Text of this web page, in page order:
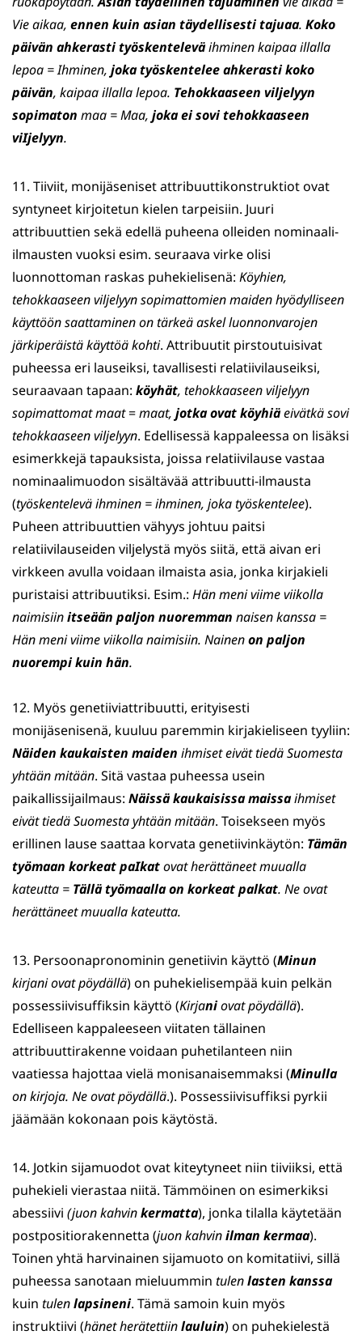
Vie aikaa, ennen kuin asian täydellisesti tajuaa. Koko
päivän ahkerasti työskenteleväihminen kaipaa illalla
lepoa = Ihminen, joka työskentelee ahkerasti koko
päivän, kaipaa illalla lepoa. Tehokkaaseen viljelyyn
sopimaton maa = Maa, joka ei sovi tehokkaaseen
viIjelyyn.
11. Tiiviit, monijäseniset attribuuttikonstruktiot ovat
syntyneet kirjoitetun kielen tarpeisiin. Juuri
attribuuttien sekä edellä puheena olleiden nominaali-
ilmausten vuoksi esim. seuraava virke olisi
luonnottoman raskas puhekielisenä: Köyhien,
tehokkaaseen viljelyyn sopimattomien maiden hyödylliseen
käyttöön saattaminen on tärkeä askel luonnonvarojen
järkiperäistä käyttöä kohti. Attribuutit pirstoutuisivat
puheessa eri lauseiksi, tavallisesti relatiivilauseiksi,
seuraavaan tapaan: köyhät, tehokkaaseen viljelyyn
sopimattomat maat=maat, jotka ovat köyhiäeivätkä sovi
tehokkaaseen viljelyyn. Edellisessä kappaleessa on lisäksi
esimerkkejä tapauksista, joissa relatiivilause vastaa
nominaalimuodon sisältävää attribuutti-ilmausta
(työskentelevä ihminen = ihminen, joka työskentelee).
Puheen attribuuttien vähyys johtuu paitsi
relatiivilauseiden viljelystä myös siitä, että aivan eri
virkkeen avulla voidaan ilmaista asia, jonka kirjakieli
puristaisi attribuutiksi. Esim.: Hän meni viime viikolla
naimisiinitseään paljon nuoremman naisen kanssa =
Hän meni viime viikolla naimisiin. Nainenon paljon
nuorempi kuin hän.
12. Myös genetiiviattribuutti, erityisesti
monijäsenisenä, kuuluu paremmin kirjakieliseen tyyliin:
Näiden kaukaisten maiden ihmiset eivät tiedä Suomesta
yhtään mitään. Sitä vastaa puheessa usein
paikallissijailmaus: Näissä kaukaisissa maissaihmiset
eivät tiedä Suomesta yhtään mitään. Toisekseen myös
erillinen lause saattaa korvata genetiivinkäytön: Tämän
työmaan korkeat paIkatovat herättäneet muualla
kateutta = Tällä työmaalla on korkeat palkat. Ne ovat
herättäneet muualla kateutta.
13. Persoonapronominin genetiivin käyttö (Minun
kirjani ovat pöydällä) on puhekielisempää kuin pelkän
possessiivisuffiksin käyttö (Kirjaniovat pöydällä).
Edelliseen kappaleeseen viitaten tällainen
attribuuttirakenne voidaan puhetilanteen niin
vaatiessa hajottaa vielä monisanaisemmaksi (Minulla
on kirjoja. Ne ovat pöydällä.). Possessiivisuffiksi pyrkii
jäämään kokonaan pois käytöstä.
14. Jotkin sijamuodot ovat kiteytyneet niin tiiviiksi, että
puhekieli vierastaa niitä. Tämmöinen on esimerkiksi
abessiivi (juon kahvinkermatta), jonka tilalla käytetään
postpositiorakennetta (juon kahvinilman kermaa).
Toinen yhtä harvinainen sijamuoto on komitatiivi, sillä
puheessa sanotaan mieluummin tulenlasten kanssa
kuin tulenlapsineni. Tämä samoin kuin myös
instruktiivi (hänet herätettiinlauluin) on puhekielestä